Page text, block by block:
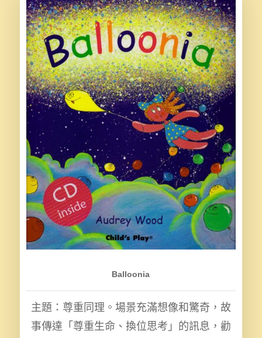
Balloonia
主題：尊重同理。場景充滿想像和驚奇，故
事傳達「尊重生命、換位思考」的訊息，勸